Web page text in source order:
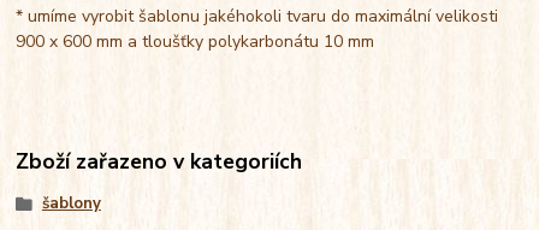
* umíme vyrobit šablonu jakéhokoli tvaru do maximální velikosti
900 x 600 mm a tloušťky polykarbonátu 10 mm
Zboží zařazeno v kategoriích
šablony